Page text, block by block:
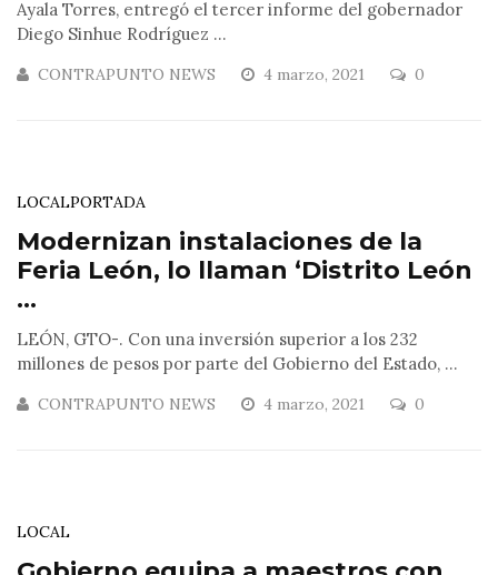
Ayala Torres, entregó el tercer informe del gobernador
Diego Sinhue Rodríguez ...
CONTRAPUNTO NEWS 4 marzo, 2021 0
LOCALPORTADA
Modernizan instalaciones de la
Feria León, lo llaman ‘Distrito León
...
LEÓN, GTO-. Con una inversión superior a los 232
millones de pesos por parte del Gobierno del Estado, ...
CONTRAPUNTO NEWS 4 marzo, 2021 0
LOCAL